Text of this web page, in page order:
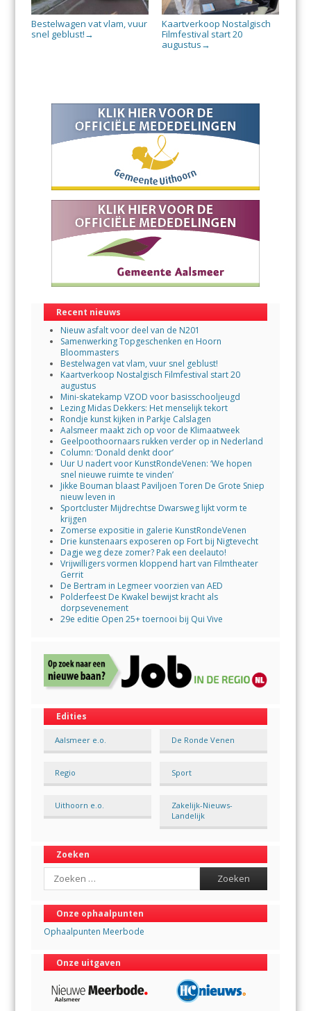
Bestelwagen vat vlam, vuur
snel geblust! →
Kaartverkoop Nostalgisch
Filmfestival start 20
augustus →
Recent nieuws
Nieuw asfalt voor deel van de N201
Samenwerking Topgeschenken en Hoorn
Bloommasters
Bestelwagen vat vlam, vuur snel geblust!
Kaartverkoop Nostalgisch Filmfestival start 20
augustus
Mini-skatekamp VZOD voor basisschooljeugd
Lezing Midas Dekkers: Het menselijk tekort
Rondje kunst kijken in Parkje Calslagen
Aalsmeer maakt zich op voor de Klimaatweek
Geelpoothoornaars rukken verder op in Nederland
Column: ‘Donald denkt door’
Uur U nadert voor KunstRondeVenen: ‘We hopen
snel nieuwe ruimte te vinden’
Jikke Bouman blaast Paviljoen Toren De Grote Sniep
nieuw leven in
Sportcluster Mijdrechtse Dwarsweg lijkt vorm te
krijgen
Zomerse expositie in galerie KunstRondeVenen
Drie kunstenaars exposeren op Fort bij Nigtevecht
Dagje weg deze zomer? Pak een deelauto!
Vrijwilligers vormen kloppend hart van Filmtheater
Gerrit
De Bertram in Legmeer voorzien van AED
Polderfeest De Kwakel bewijst kracht als
dorpsevenement
29e editie Open 25+ toernooi bij Qui Vive
Edities
Aalsmeer e.o. De Ronde Venen
Regio Sport
Uithoorn e.o.
Zakelijk-Nieuws-
Landelijk
Zoeken
Search
Onze ophaalpunten
Ophaalpunten Meerbode
Onze uitgaven